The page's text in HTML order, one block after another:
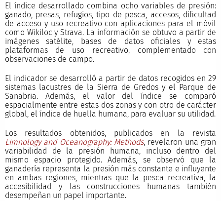
El índice desarrollado combina ocho variables de presión:
ganado, presas, refugios, tipo de pesca, accesos, dificultad
de acceso y uso recreativo con aplicaciones para el móvil
como Wikiloc y Strava. La información se obtuvo a partir de
imágenes satélite, bases de datos oficiales y estas
plataformas de uso recreativo, complementado con
observaciones de campo.
El indicador se desarrolló a partir de datos recogidos en 29
sistemas lacustres de la Sierra de Gredos y el Parque de
Sanabria. Además, el valor del índice se comparó
espacialmente entre estas dos zonas y con otro de carácter
global, el índice de huella humana, para evaluar su utilidad.
Los resultados obtenidos, publicados en la revista
Limnology and Oceanography: Methods, revelaron una gran
variabilidad de la presión humana, incluso dentro del
mismo espacio protegido. Además, se observó que la
ganadería representa la presión más constante e influyente
en ambas regiones, mientras que la pesca recreativa, la
accesibilidad y las construcciones humanas también
desempeñan un papel importante.